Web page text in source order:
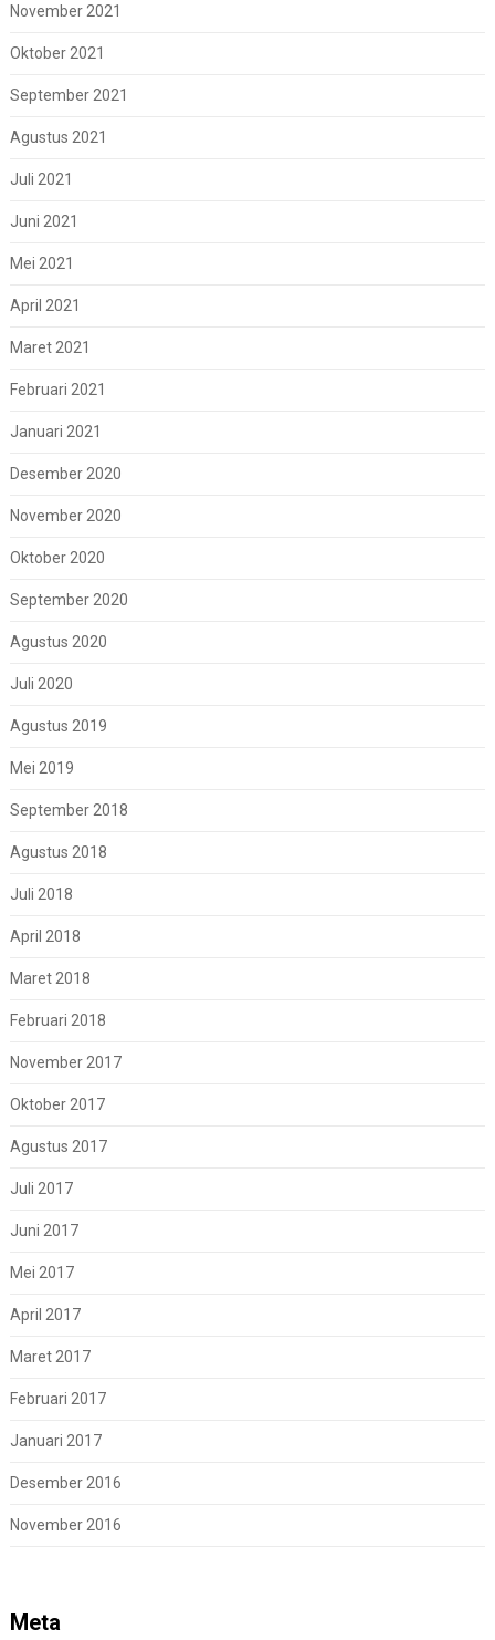
November 2021
Oktober 2021
September 2021
Agustus 2021
Juli 2021
Juni 2021
Mei 2021
April 2021
Maret 2021
Februari 2021
Januari 2021
Desember 2020
November 2020
Oktober 2020
September 2020
Agustus 2020
Juli 2020
Agustus 2019
Mei 2019
September 2018
Agustus 2018
Juli 2018
April 2018
Maret 2018
Februari 2018
November 2017
Oktober 2017
Agustus 2017
Juli 2017
Juni 2017
Mei 2017
April 2017
Maret 2017
Februari 2017
Januari 2017
Desember 2016
November 2016
Meta